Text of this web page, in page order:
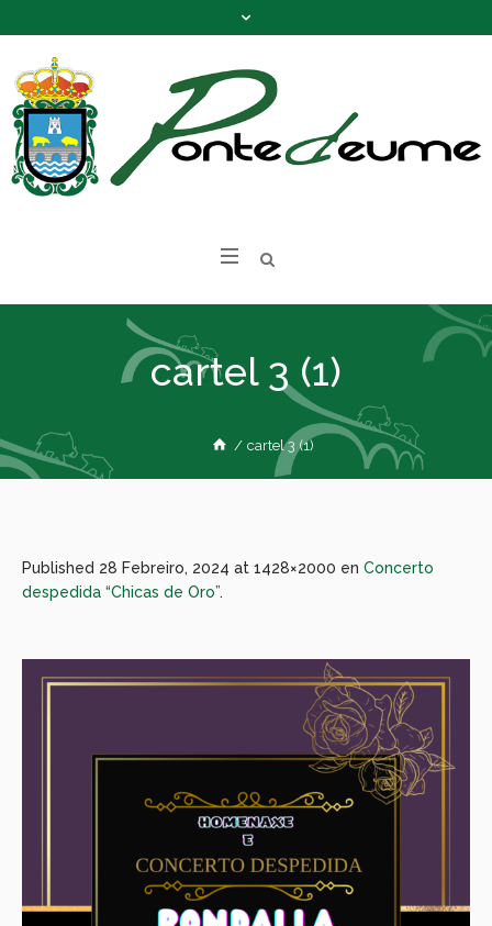
cartel 3 (1)
/ cartel 3 (1)
Published 28 Febreiro, 2024 at 1428×2000 en Concerto
despedida “Chicas de Oro”.